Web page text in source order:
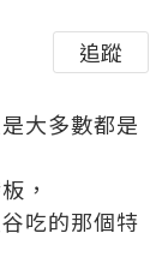
追蹤
大多數都是
，
吃的那個特